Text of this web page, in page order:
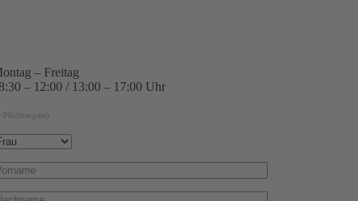
– Freitag
– 12:00 / 13:00 – 17:00 Uhr